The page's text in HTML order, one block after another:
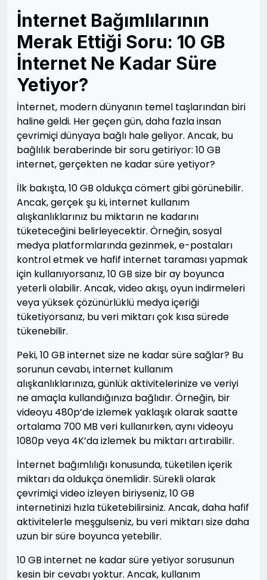
İnternet Bağımlılarının
Merak Ettiği Soru: 10 GB
İnternet Ne Kadar Süre
Yetiyor?
İnternet, modern dünyanın temel taşlarından biri
haline geldi. Her geçen gün, daha fazla insan
çevrimiçi dünyaya bağlı hale geliyor. Ancak, bu
bağlılık beraberinde bir soru getiriyor: 10 GB
internet, gerçekten ne kadar süre yetiyor?
İlk bakışta, 10 GB oldukça cömert gibi görünebilir.
Ancak, gerçek şu ki, internet kullanım
alışkanlıklarınız bu miktarın ne kadarını
tüketeceğini belirleyecektir. Örneğin, sosyal
medya platformlarında gezinmek, e-postaları
kontrol etmek ve hafif internet taraması yapmak
için kullanıyorsanız, 10 GB size bir ay boyunca
yeterli olabilir. Ancak, video akışı, oyun indirmeleri
veya yüksek çözünürlüklü medya içeriği
tüketiyorsanız, bu veri miktarı çok kısa sürede
tükenebilir.
Peki, 10 GB internet size ne kadar süre sağlar? Bu
sorunun cevabı, internet kullanım
alışkanlıklarınıza, günlük aktivitelerinize ve veriyi
ne amaçla kullandığınıza bağlıdır. Örneğin, bir
videoyu 480p’de izlemek yaklaşık olarak saatte
ortalama 700 MB veri kullanırken, aynı videoyu
1080p veya 4K’da izlemek bu miktarı artırabilir.
İnternet bağımlılığı konusunda, tüketilen içerik
miktarı da oldukça önemlidir. Sürekli olarak
çevrimiçi video izleyen biriyseniz, 10 GB
internetinizi hızla tüketebilirsiniz. Ancak, daha hafif
aktivitelerle meşgulseniz, bu veri miktarı size daha
uzun bir süre boyunca yetebilir.
10 GB internet ne kadar süre yetiyor sorusunun
kesin bir cevabı yoktur. Ancak, kullanım